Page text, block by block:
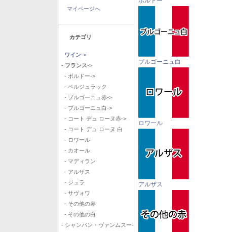
マイページへ
カテゴリ
ワイン->
- フランス->
- ボルドー->
- ベルジュラック
- ブルゴーニュ赤->
- ブルゴーニュ白->
- コート デュ ローヌ赤->
- コート デュ ローヌ 白
- ロワール
- カオール
- マディラン
- アルザス
- ジュラ
- サヴォワ
- その他の赤
- その他の白
- シャンパン・ヴァンムスー-
ブルゴーニュ白
ロワール
アルザス